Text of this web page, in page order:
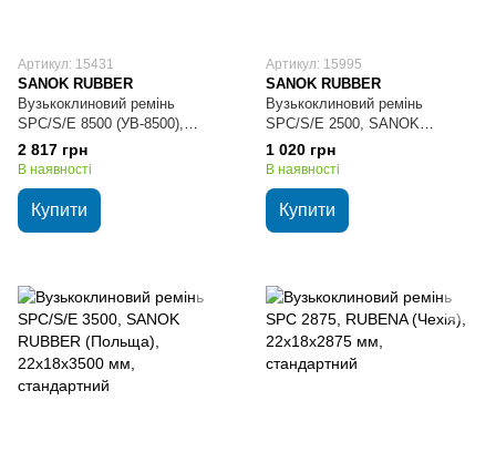
Артикул: 15431
SANOK RUBBER
Вузькоклиновий ремінь
SPC/S/E 8500 (УВ-8500),
SANOK RUBBER (Польща),
22х18х8500 мм, стандартний
2 817 грн
В наявності
Купити
Артикул: 15995
SANOK RUBBER
Вузькоклиновий ремінь
SPС/S/E 2500, SANOK
RUBBER (Польща),
22х18х2500 мм, стандартний
1 020 грн
В наявності
Купити